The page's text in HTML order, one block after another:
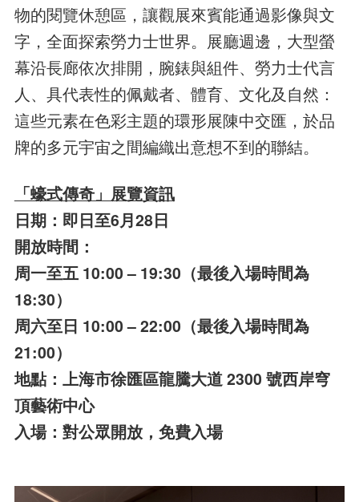
物的閱覽休憩區，讓觀展來賓能通過影像與文
字，全面探索勞力士世界。展廳週邊，大型螢
幕沿長廊依次排開，腕錶與組件、勞力士代言
人、具代表性的佩戴者、體育、文化及自然：
這些元素在色彩主題的環形展陳中交匯，於品
牌的多元宇宙之間編織出意想不到的聯結。
「蠔式傳奇」展覽資訊
日期：即日至6月28日
開放時間：
周一至五 10:00 – 19:30（最後入場時間為
18:30）
周六至日 10:00 – 22:00（最後入場時間為
21:00）
地點：上海市徐匯區龍騰大道 2300 號西岸穹
頂藝術中心
入場：對公眾開放，免費入場